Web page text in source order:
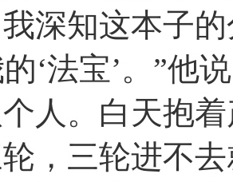
深知这本子
‘法宝’。 ”他
人。白天抱
，三轮进不